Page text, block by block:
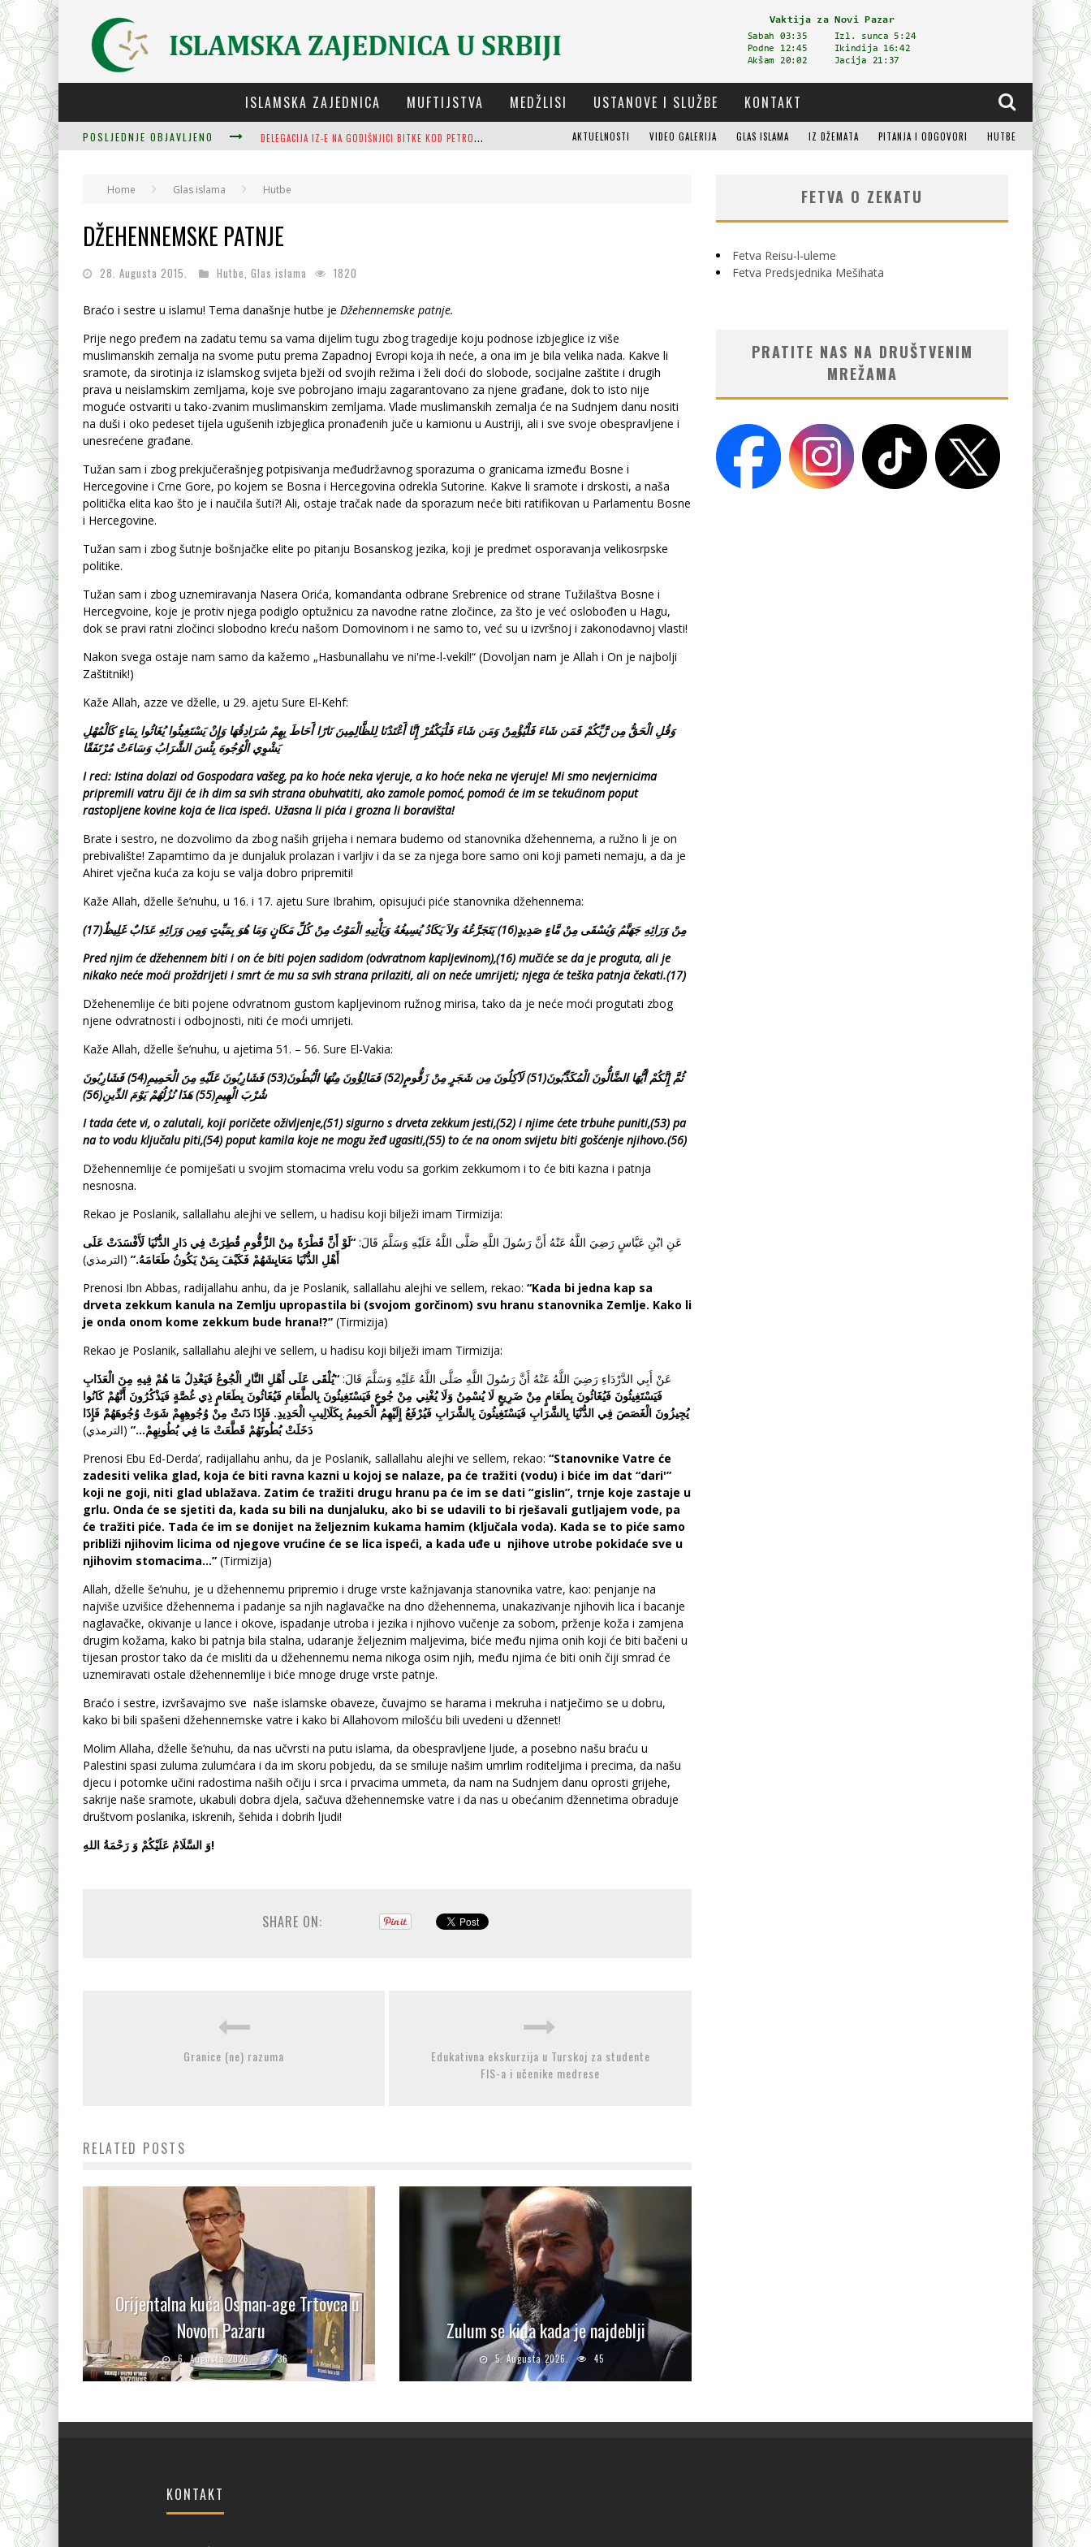
ISLAMSKA ZAJEDNICA MUFTIJSTVA MEDŽLISI USTANOVE I SLUŽBE KONTAKT
POSLJEDNJE OBJAVLJENO D
ELEGACIJA IZ-E NA GODIŠNJICI BITKE KOD PETROVARADINA AKTUELNOSTI VIDEO GALERIJA GLAS ISLAMA IZ DŽEMATA PITANJA I ODGOVORI HUTBE
Home Glas islama Hutbe
DŽEHENNEMSKE PATNJE
28. Augusta 2015. Hutbe, Glas islama 1820
Braćo i sestre u islamu! Tema današnje hutbe je Džehennemske patnje.
Prije nego pređem na zadatu temu sa vama dijelim tugu zbog tragedije koju podnose izbjeglice iz više
muslimanskih zemalja na svome putu prema Zapadnoj Evropi koja ih neće, a ona im je bila velika nada. Kakve li
sramote, da sirotinja iz islamskog svijeta bježi od svojih režima i želi doći do slobode, socijalne zaštite i drugih
prava u neislamskim zemljama, koje sve pobrojano imaju zagarantovano za njene građane, dok to isto nije
moguće ostvariti u tako-zvanim muslimanskim zemljama. Vlade muslimanskih zemalja će na Sudnjem danu nositi
na duši i oko pedeset tijela ugušenih izbjeglica pronađenih juče u kamionu u Austriji, ali i sve svoje obespravljene i
unesrećene građane.
Tužan sam i zbog prekjučerašnjeg potpisivanja međudržavnog sporazuma o granicama između Bosne i
Hercegovine i Crne Gore, po kojem se Bosna i Hercegovina odrekla Sutorine. Kakve li sramote i drskosti, a naša
politička elita kao što je i naučila šuti?! Ali, ostaje tračak nade da sporazum neće biti ratifikovan u Parlamentu Bosne
i Hercegovine.
Tužan sam i zbog šutnje bošnjačke elite po pitanju Bosanskog jezika, koji je predmet osporavanja velikosrpske
politike.
Tužan sam i zbog uznemiravanja Nasera Orića, komandanta odbrane Srebrenice od strane Tužilaštva Bosne i
Hercegvoine, koje je protiv njega podiglo optužnicu za navodne ratne zločince, za što je već oslobođen u Hagu,
dok se pravi ratni zločinci slobodno kreću našom Domovinom i ne samo to, već su u izvršnoj i zakonodavnoj vlasti!
Nakon svega ostaje nam samo da kažemo „Hasbunallahu ve ni'me-l-vekil!“ (Dovoljan nam je Allah i On je najbolji
Zaštitnik!)
Kaže Allah, azze ve dželle, u 29. ajetu Sure El-Kehf:
وَقُلِ الْحَقُّ مِن رَّبِّكُمْ فَمَن شَاءَ فَلْيُؤْمِنْ وَمَن شَاءَ فَلْيَكْفُرْ إِنَّا أَعْتَدْنَا لِلظَّالِمِينَ نَارًا أَحَاطَ بِهِمْ سُرَادِقُهَا وَإِنْ يَسْتَغِيثُوا يُغَاثُوا بِمَاءٍ كَالْمُهْلِ
يَشْوِي الْوُجُوهَ بِئْسَ الشَّرَابُ وَسَاءَتْ مُرْتَفَقًا
I reci: Istina dolazi od Gospodara vašeg, pa ko hoće neka vjeruje, a ko hoće neka ne vjeruje! Mi smo nevjernicima
pripremili vatru čiji će ih dim sa svih strana obuhvatiti, ako zamole pomoć, pomoći će im se tekućinom poput
rastopljene kovine koja će lica ispeći. Užasna li pića i grozna li boravišta!
Brate i sestro, ne dozvolimo da zbog naših grijeha i nemara budemo od stanovnika džehennema, a ružno li je on
prebivalište! Zapamtimo da je dunjaluk prolazan i varljiv i da se za njega bore samo oni koji pameti nemaju, a da je
Ahiret vječna kuća za koju se valja dobro pripremiti!
Kaže Allah, dželle še’nuhu, u 16. i 17. ajetu Sure Ibrahim, opisujući piće stanovnika džehennema:
مِنْ وَرَائِهِ جَهَنَّمُ وَيُسْقَى مِنْ مَّاءٍ صَدِيدٍ(16) يَتَجَرَّعُهُ وَلاَ يَكَادُ يُسِيغُهُ وَيَأْتِيهِ الْمَوْتُ مِنْ كُلِّ مَكَانٍ وَمَا هُوَ بِمَيِّتٍ وَمِن وَرَائِهِ عَذَابٌ غَلِيظٌ(17)
Pred njim će džehennem biti i on će biti pojen sadidom (odvratnom kapljevinom),(16) mučiće se da je proguta, ali je
nikako neće moći proždrijeti i smrtće mu sa svih strana prilaziti, ali on neće umrijeti; njegaće teška patnjačekati.(17)
Džehenemlije će biti pojene odvratnom gustom kapljevinom ružnog mirisa, tako da je neće moći progutati zbog
njene odvratnosti i odbojnosti, niti će moći umrijeti.
Kaže Allah, dželle še’nuhu, u ajetima 51. – 56. Sure El-Vakia:
ثُمَّ إِنَّكُمْ أَيُّهَا الضَّالُّونَ الْمُكَذِّبُونَ(51)
لَآكِلُونَ مِن شَجَرٍ مِنْ زَقُّومٍ(52)
فَمَالِؤُونَ مِنْهَا الْبُطُونَ(53) فَشَارِبُونَ عَلَيْهِ مِنَ الْحَمِيمِ(54) فَشَارِبُونَ
شُرْبَ الْهِيمِ(55)
هَذَا نُزُلُهُمْ يَوْمَ الدِّينِ(56)
I tadaćete vi, o zalutali, koji poričete oživljenje,(51) sigurno s drveta zekkum jesti,(52) i njime ćete trbuhe puniti,(53) pa
na to vodu ključalu piti,(54) poput kamila koje ne mogužeđugasiti,(55) to će na onom svijetu biti gošćenje njihovo.(56)
Džehennemlije će pomiješati u svojim stomacima vrelu vodu sa gorkim zekkumom i to će biti kazna i patnja
nesnosna.
Rekao je Poslanik, sallallahu alejhi ve sellem, u hadisu koji bilježi imam Tirmizija:
عَنِ ابْنِ عَبَّاسٍ رَضِيَ اللَّهُ عَنْهُ أَنَّ رَسُولَ اللَّهِ صَلَّى اللَّهُ عَلَيْهِ وَسَلَّمَ قَالَ: “لَوْ أَنَّ قَطْرَةً مِنْ الزَّقُّومِ قُطِرَتْ فِي دَارِ الدُّنْيَا لَأَفْسَدَتْ عَلَى
أَهْلِ الدُّنْيَا مَعَايِشَهُمْ فَكَيْفَ بِمَنْ يَكُونُ طَعَامَهُ.” (الترمذي)
Prenosi Ibn Abbas, radijallahu anhu, da je Poslanik, sallallahu alejhi ve sellem, rekao: “Kada bi jedna kap sa
drveta zekkum kanula na Zemlju upropastila bi (svojom gorčinom) svu hranu stanovnika Zemlje. Kako li
je onda onom kome zekkum bude hrana!?” (Tirmizija)
Rekao je Poslanik, sallallahu alejhi ve sellem, u hadisu koji bilježi imam Tirmizija:
عَنْ أَبِي الدَّرْدَاءِ رَضِيَ اللَّهُ عَنْهُ أَنَّ رَسُولَ اللَّهِ صَلَّى اللَّهُ عَلَيْهِ وَسَلَّمَ قَالَ: “يُلْقَى عَلَى أَهْلِ النَّارِ الْجُوعُ فَيَعْدِلُ مَا هُمْ فِيهِ مِنَ الْعَذَابِ
فَيَسْتَغِيثُونَ فَيُغَاثُونَ بِطَعَامٍ مِنْ ضَرِيعٍ لَا يُسْمِنُ وَلَا يُغْنِي مِنْ جُوعٍ فَيَسْتَغِيثُونَ بِالطَّعَامِ فَيُغَاثُونَ بِطَعَامٍ ذِي غُصَّةٍ فَيَذْكُرُونَ أَنَّهُمْ كَانُوا
يُجِيزُونَ الْغَصَصَ فِي الدُّنْيَا بِالشَّرَابِ فَيَسْتَغِيثُونَ بِالشَّرَابِ فَيُرْفَعُ إِلَيْهِمُ الْحَمِيمُ بِكَلَالِيبِ الْحَدِيدِ. فَإِذَا دَنَتْ مِنْ وُجُوهِهِمْ شَوَتْ وُجُوهَهُمْ فَإِذَا
دَخَلَتْ بُطُونَهُمْ قَطَّعَتْ مَا فِي بُطُونِهِمْ…” (الترمذي)
Prenosi Ebu Ed-Derda’, radijallahu anhu, da je Poslanik, sallallahu alejhi ve sellem, rekao: “Stanovnike Vatre će
zadesiti velika glad, koja će biti ravna kazni u kojoj se nalaze, pa će tražiti (vodu) i biće im dat “dari'”
koji ne goji, niti glad ublažava. Zatim će tražiti drugu hranu pa će im se dati “gislin”, trnje koje zastaje u
grlu. Onda će se sjetiti da, kada su bili na dunjaluku, ako bi se udavili to bi rješavali gutljajem vode, pa
će tražiti piće. Tada će im se donijet na željeznim kukama hamim (ključala voda). Kada se to piće samo
približi njihovim licima od njegove vrućine će se lica ispeći, a kada uđe u njihove utrobe pokidaće sve u
njihovim stomacima…” (Tirmizija)
Allah, dželle še’nuhu, je u džehennemu pripremio i druge vrste kažnjavanja stanovnika vatre, kao: penjanje na
najviše uzvišice džehennema i padanje sa njih naglavačke na dno džehennema, unakazivanje njihovih lica i bacanje
naglavačke, okivanje u lance i okove, ispadanje utroba i jezika i njihovo vučenje za sobom, prženje koža i zamjena
drugim kožama, kako bi patnja bila stalna, udaranje željeznim maljevima, biće među njima onih koji će biti bačeni u
tijesan prostor tako da će misliti da u džehennemu nema nikoga osim njih, među njima će biti onih čiji smrad će
uznemiravati ostale džehennemlije i biće mnoge druge vrste patnje.
Braćo i sestre, izvršavajmo sve naše islamske obaveze, čuvajmo se harama i mekruha i natječimo se u dobru,
kako bi bili spašeni džehennemske vatre i kako bi Allahovom milošću bili uvedeni u džennet!
Molim Allaha, dželle še’nuhu, da nas učvrsti na putu islama, da obespravljene ljude, a posebno našu braću u
Palestini spasi zuluma zulumćara i da im skoru pobjedu, da se smiluje našim umrlim roditeljima i precima, da našu
djecu i potomke učini radostima naših očiju i srca i prvacima ummeta, da nam na Sudnjem danu oprosti grijehe,
sakrije naše sramote, ukabuli dobra djela, sačuva džehennemske vatre i da nas u obećanim džennetima obraduje
društvom poslanika, iskrenih, šehida i dobrih ljudi!
وَ السَّلَامُ عَلَيْكُمْ وَ رَحْمَةُ اللهِ !
SHARE ON:
Granice (ne) razuma
Edukativna ekskurzija u Turskoj za studente
FIS-a i učenike medrese
RELATED POSTS
Orijentalna kuća Osman-age Trtovca u
Novom Pazaru
6. Augusta 2026. 36
Zulum se kida kada je najdeblji
5. Augusta 2026. 45
FETVA O ZEKATU
Fetva Reisu-l-uleme
Fetva Predsjednika Mešihata
PRATITE NAS NA DRUŠTVENIM
MREŽAMA
KONTAKT